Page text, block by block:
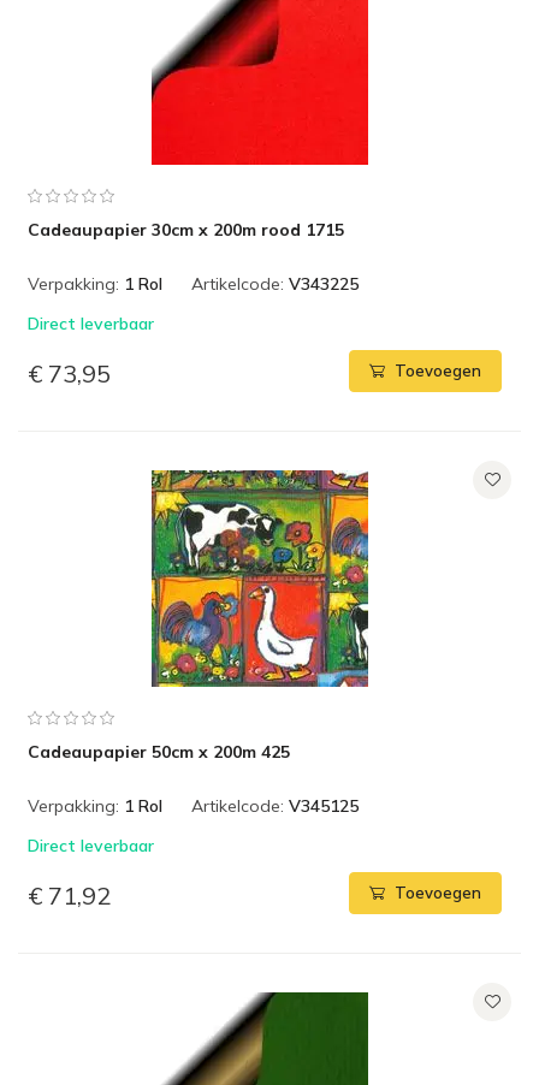
Cadeaupapier 30cm x 200m rood 1715
Verpakking: 1 Rol Artikelcode: V343225
Direct leverbaar
€ 73,95 Toevoegen
Cadeaupapier 50cm x 200m 425
Verpakking: 1 Rol Artikelcode: V345125
Direct leverbaar
€ 71,92 Toevoegen